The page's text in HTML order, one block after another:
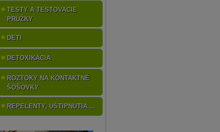
TESTY A TESTOVACIE
PRÚŽKY
DETI
DETOXIKÁCIA
ROZTOKY NA KONTAKTNÉ
ŠOŠOVKY
REPELENTY, UŠTIPNUTIA ...